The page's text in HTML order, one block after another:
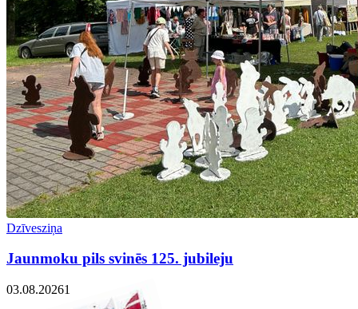
Dzīvesziņa
Jaunmoku pils svinēs 125. jubileju
03.08.20261